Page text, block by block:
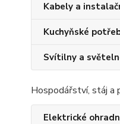
Kabely a
Kuchyňské
Svítilny a
Hospodářství, stáj a
Elektrické